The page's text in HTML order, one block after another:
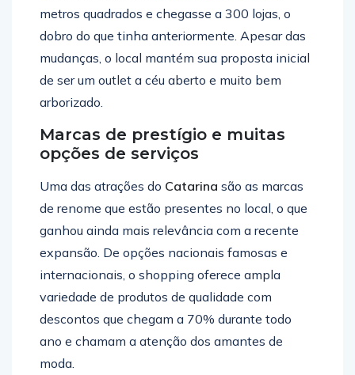
metros quadrados e chegasse a 300 lojas, o
dobro do que tinha anteriormente. Apesar das
mudanças, o local mantém sua proposta inicial
de ser um outlet a céu aberto e muito bem
arborizado.
Marcas de prestígio e muitas
opções de serviços
Uma das atrações do Catarina são as marcas
de renome que estão presentes no local, o que
ganhou ainda mais relevância com a recente
expansão. De opções nacionais famosas e
internacionais, o shopping oferece ampla
variedade de produtos de qualidade com
descontos que chegam a 70% durante todo
ano e chamam a atenção dos amantes de
moda.